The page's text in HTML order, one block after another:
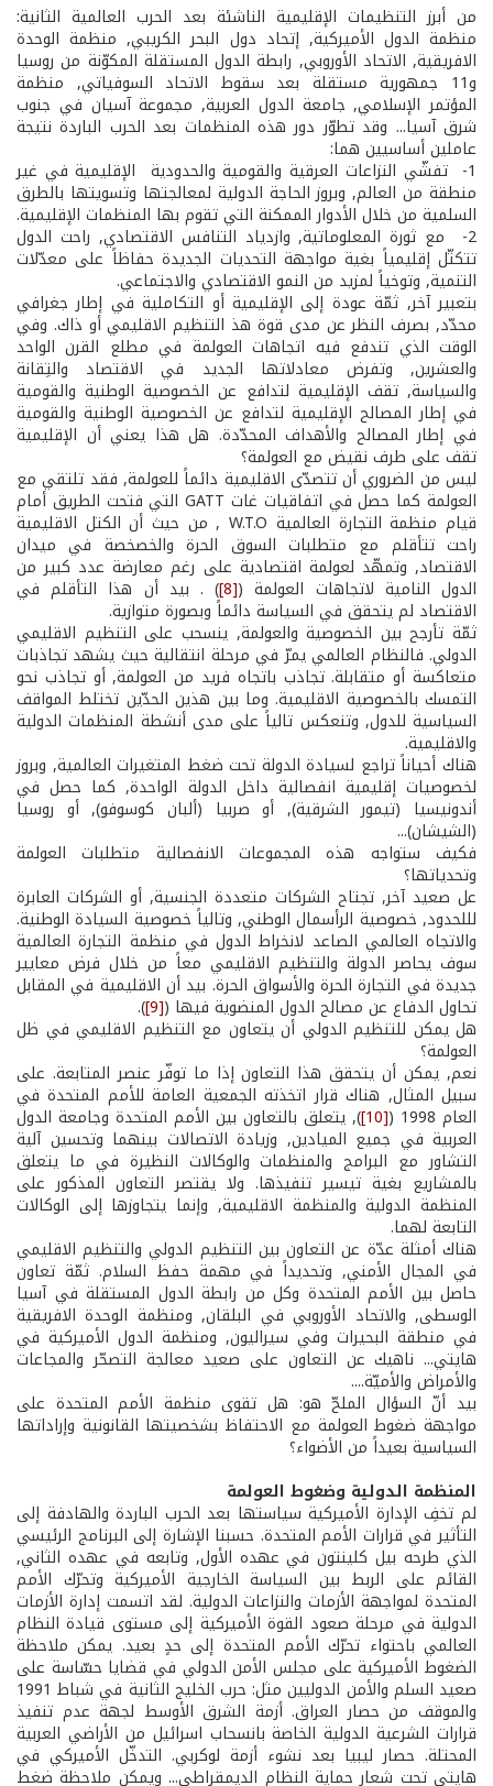
من أبرز التنظيمات الإقليمية الناشئة بعد الحرب العالمية الثانية:
منظمة الدول الأميركية, إتحاد دول البحر الكريبي, منظمة الوحدة
الافريقية, الاتحاد الأوروبي, رابطة الدول المستقلة المكوّنة من روسيا
و11 جمهورية مستقلة بعد سقوط الاتحاد السوفياتي, منظمة
المؤتمر الإسلامي, جامعة الدول العربية, مجموعة آسيان في جنوب
شرق آسيا... وقد تطوّر دور هذه المنظمات بعد الحرب الباردة نتيجة
عاملين أساسيين هما:
1- ­ تفشّي النزاعات العرقية والقومية والحدودية ­ الإقليمية في غير
منطقة من العالم, وبروز الحاجة الدولية لمعالجتها وتسويتها بالطرق
السلمية من خلال الأدوار الممكنة التي تقوم بها المنظمات الإقليمية.
2- ­ مع ثورة المعلوماتية, وازدياد التنافس الاقتصادي, راحت الدول
تتكتّل إقليمياً بغية مواجهة التحديات الجديدة حفاظاً على معدّلات
التنمية, وتوخياً لمزيد من النمو الاقتصادي والاجتماعي.
بتعبير آخر, ثمّة عودة إلى الإقليمية أو التكاملية في إطار جغرافي
محدّد, بصرف النظر عن مدى قوة هذ التنظيم الاقليمي أو ذاك. وفي
الوقت الذي تندفع فيه اتجاهات العولمة في مطلع القرن الواحد
والعشرين, وتفرض معادلاتها الجديد في الاقتصاد والتِقانة
والسياسة, تقف الإقليمية لتدافع عن الخصوصية الوطنية والقومية
في إطار المصالح الإقليمية لتدافع عن الخصوصية الوطنية والقومية
في إطار المصالح والأهداف المحدّدة. هل هذا يعني أن الإقليمية
تقف على طرف نقيض مع العولمة؟
ليس من الضروري أن تتصدّى الاقليمية دائماً للعولمة, فقد تلتقي مع
العولمة كما حصل في اتفاقيات غات GATT التي فتحت الطريق أمام
قيام منظمة التجارة العالمية W.T.O , من حيث أن الكتل الاقليمية
راحت تتأقلم مع متطلبات السوق الحرة والخصخصة في ميدان
الاقتصاد, وتمهّد لعولمة اقتصادية على رغم معارضة عدد كبير من
الدول النامية لاتجاهات العولمة ([8] ) . بيد أن هذا التأقلم في
الاقتصاد لم يتحقق في السياسة دائماً وبصورة متوازية.
ثمّة تأرجح بين الخصوصية والعولمة, ينسحب على التنظيم الاقليمي
الدولي. فالنظام العالمي يمرّ في مرحلة انتقالية حيث يشهد تجاذبات
متعاكسة أو متقابلة. تجاذب باتجاه فريد من العولمة, أو تجاذب نحو
التمسك بالخصوصية الاقليمية. وما بين هذين الحدّين تختلط المواقف
السياسية للدول, وتنعكس تالياً على مدى أنشطة المنظمات الدولية
والاقليمية.
هناك أحياناً تراجع لسيادة الدولة تحت ضغط المتغيرات العالمية, وبروز
لخصوصيات إقليمية انفصالية داخل الدولة الواحدة, كما حصل في
أندونيسيا (تيمور الشرقية), أو صربيا (ألبان كوسوفو), أو روسيا
(الشيشان)...
فكيف ستواجه هذه المجموعات الانفصالية متطلبات العولمة
وتحدياتها؟
عل صعيد آخر, تجتاح الشركات متعددة الجنسية, أو الشركات العابرة
لللحدود, خصوصية الرأسمال الوطني, وتالياً خصوصية السيادة الوطنية.
والاتجاه العالمي الصاعد لانخراط الدول في منظمة التجارة العالمية
سوف يحاصر الدولة والتنظيم الاقليمي معاً من خلال فرض معايير
جديدة في التجارة الحرة والأسواق الحرة. بيد أن الاقليمية في المقابل
تحاول الدفاع عن مصالح الدول المنضوية فيها ([9]
).
هل يمكن للتنظيم الدولي أن يتعاون مع التنظيم الاقليمي في ظل
العولمة؟
نعم, يمكن أن يتحقق هذا التعاون إذا ما توفّر عنصر المتابعة. على
سبيل المثال, هناك قرار اتخذته الجمعية العامة للأمم المتحدة في
العام 1998 ( [10] ), يتعلق بالتعاون بين الأمم المتحدة وجامعة الدول
العربية في جميع الميادين, وزيادة الاتصالات بينهما وتحسين آلية
التشاور مع البرامج والمنظمات والوكالات النظيرة في ما يتعلق
بالمشاريع بغية تيسير تنفيذها. ولا يقتصر التعاون المذكور على
المنظمة الدولية والمنظمة الاقليمية, وإنما يتجاوزها إلى الوكالات
التابعة لهما.
هناك أمثلة عدّة عن التعاون بين التنظيم الدولي والتنظيم الاقليمي
في المجال الأمني, وتحديداً في مهمة حفظ السلام. ثمّة تعاون
حاصل بين الأمم المتحدة وكل من رابطة الدول المستقلة في آسيا
الوسطى, والاتحاد الأوروبي في البلقان, ومنظمة الوحدة الافريقية
في منطقة البحيرات وفي سيراليون, ومنظمة الدول الأميركية في
هايتي... ناهيك عن التعاون على صعيد معالجة التصحّر والمجاعات
والأمراض والأميّة....
بيد أنّ السؤال الملحّ هو: هل تقوى منظمة الأمم المتحدة على
مواجهة ضغوط العولمة مع الاحتفاظ بشخصيتها القانونية وإراداتها
السياسية بعيداً من الأضواء؟
المنظمة الدولية وضغوط العولمة
لم تخفِ الإدارة الأميركية سياستها بعد الحرب الباردة والهادفة إلى
التأثير في قرارات الأمم المتحدة. حسبنا الإشارة إلى البرنامج الرئيسي
الذي طرحه بيل كلينتون في عهده الأول, وتابعه في عهده الثاني,
القائم على الربط بين السياسة الخارجية الأميركية وتحرّك الأمم
المتحدة لمواجهة الأزمات والنزاعات الدولية. لقد اتسمت إدارة الأزمات
الدولية في مرحلة صعود القوة الأميركية إلى مستوى قيادة النظام
العالمي باحتواء تحرّك الأمم المتحدة إلى حدٍ بعيد. يمكن ملاحظة
الضغوط الأميركية على مجلس الأمن الدولي في قضايا حسّاسة على
صعيد السلم والأمن الدوليين مثل: حرب الخليج الثانية في شباط 1991
والموقف من حصار العراق. أزمة الشرق الأوسط لجهة عدم تنفيذ
قرارات الشرعية الدولية الخاصة بانسحاب اسرائيل من الأراضي العربية
المحتلة. حصار ليبيا بعد نشوء أزمة لوكربي. التدخّل الأميركي في
هايتي تحت شعار حماية النظام الديمقراطي... ويمكن ملاحظة ضغط